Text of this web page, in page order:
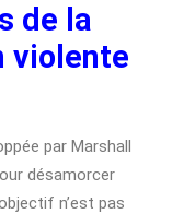
de la
violente
par Marshall
désamorcer
n’est pas